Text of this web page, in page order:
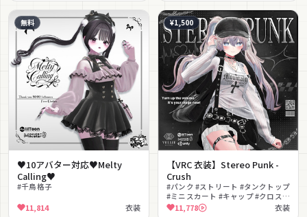
無料
♥10アバター対応♥Melty
Calling♥
#千鳥格子
11,814 衣装
¥1,500
【VRC 衣装】Stereo Punk -
Crush
#パンク #ストリート #タンクトップ
#ミニスカート #キャップ #クロス #
ハーネス #クール #シースルー #MA
11,778 衣装